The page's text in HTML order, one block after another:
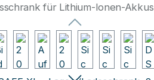
für Lithium-Ionen-Akkus
überspringen